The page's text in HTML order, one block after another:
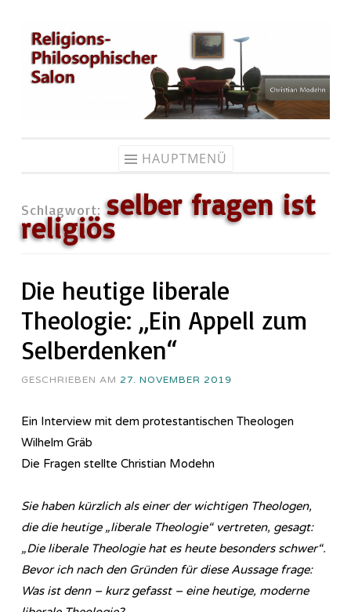
Zum
Inhalt
springen
HAUPTMENÜ
Schlagwort:selber fragen ist
religiös
Die heutige liberale
Theologie: „Ein Appell zum
Selberdenken“
GESCHRIEBEN AM 27. NOVEMBER 2019
Ein Interview mit dem protestantischen Theologen
Wilhelm Gräb
Die Fragen stellte Christian Modehn
Sie haben kürzlich als einer der wichtigen Theologen,
die die heutige „liberale Theologie“ vertreten, gesagt:
„Die liberale Theologie hat es heute besonders schwer“.
Bevor ich nach den Gründen für diese Aussage frage:
Was ist denn – kurz gefasst – eine heutige, moderne